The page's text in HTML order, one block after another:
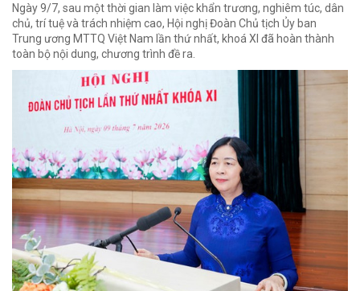
Ngày 9/7, sau một thời gian làm việc khẩn trương, nghiêm túc, dân
chủ, trí tuệ và trách nhiệm cao, Hội nghị Đoàn Chủ tịch Ủy ban
Trung ương MTTQ Việt Nam lần thứ nhất, khoá XI đã hoàn thành
toàn bộ nội dung, chương trình đề ra.